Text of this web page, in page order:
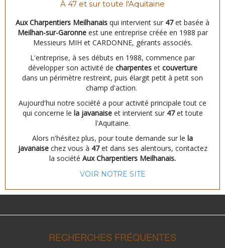
À 47 et sur toute l'Aquitaine
Aux Charpentiers Meilhanais qui intervient sur 47et basée à
Meilhan-sur-Garonneest une entreprise créée en 1988 par
Messieurs MIH et CARDONNE, gérants associés.
L'entreprise, à ses débuts en 1988, commence par
développer son activité de charpenteset couverture
dans un périmètre restreint, puis élargit petit à petit son
champ d'action.
Aujourd'hui notre société a pour activité principale tout ce
qui concerne le la javanaise et intervient sur 47et toute
l'Aquitaine.
Alors n'hésitez plus, pour toute demande sur le la
javanaise chez vous à 47et dans ses alentours, contactez
la société Aux Charpentiers Meilhanais.
VOIR NOTRE SITE
RECHERCHES FRÉQUENTES